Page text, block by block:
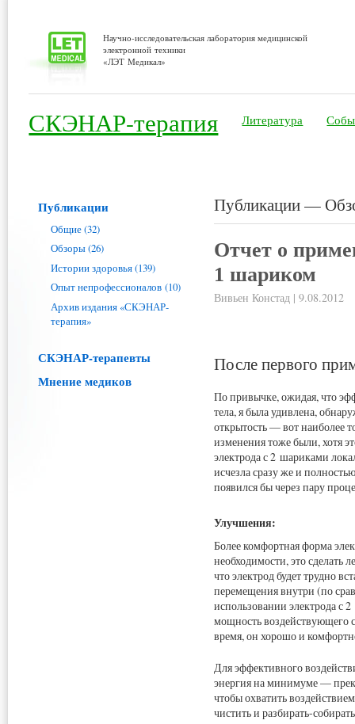
Научно-исследовательская лаборатория медицинской
электронной техники
«ЛЭТ Медикал»
СКЭНАР-терапия Литература
Публикации
Общие (32)
Обзоры (26)
Истории здоровья (139)
Опыт непрофессионалов (10)
Архив издания «СКЭНАР-
терапия»
СКЭНАР-терапевты
Мнение медиков
Публикации —
Отчет о
1 шариком
Вивьен Констад | 9.08.2012
После первого
По привычке, ожидая, что
тела, я была удивлена,
открытость — вот наиболее
изменения тоже были, хотя
электрода с 2 шариками
исчезла сразу же и
появился бы через пару
Улучшения:
Более комфортная форма
необходимости, это сделать
что электрод будет трудно
перемещения внутри (по
использовании электрода с
мощность воздействующего
время, он хорошо и
Для эффективного
энергия на минимуме —
чтобы охватить
чистить и разбирать-